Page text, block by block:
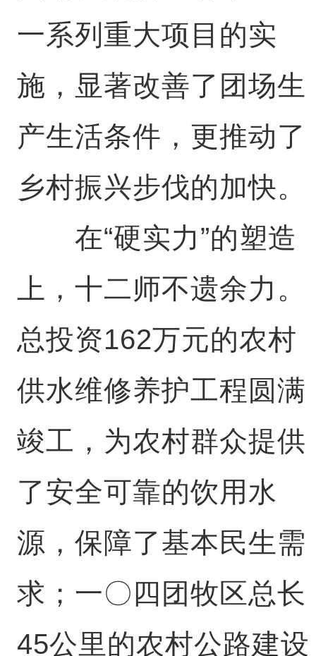
一系列重大项目的实
施，显著改善了团场生
产生活条件，更推动了
乡村振兴步伐的加快。
在“硬实力”的塑造
上，十二师不遗余力。
总投资162万元的农村
供水维修养护工程圆满
竣工，为农村群众提供
了安全可靠的饮用水
源，保障了基本民生需
求；一〇四团牧区总长
45公里的农村公路建设